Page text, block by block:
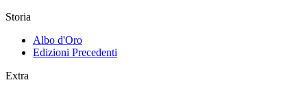
Storia
Albo d'Oro
Edizioni Precedenti
Extra